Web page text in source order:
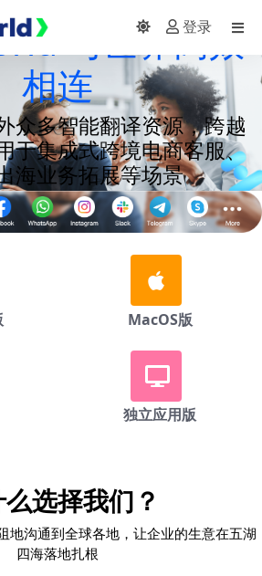
登录
与世界高效
相连
众多智能翻译资源，跨越
于集成式跨境电商客服、
海业务拓展等场景
立即下载
MacOS版
独立应用版
选择我们？
地沟通到全球各地，让企业的生意在五湖
四海落地扎根